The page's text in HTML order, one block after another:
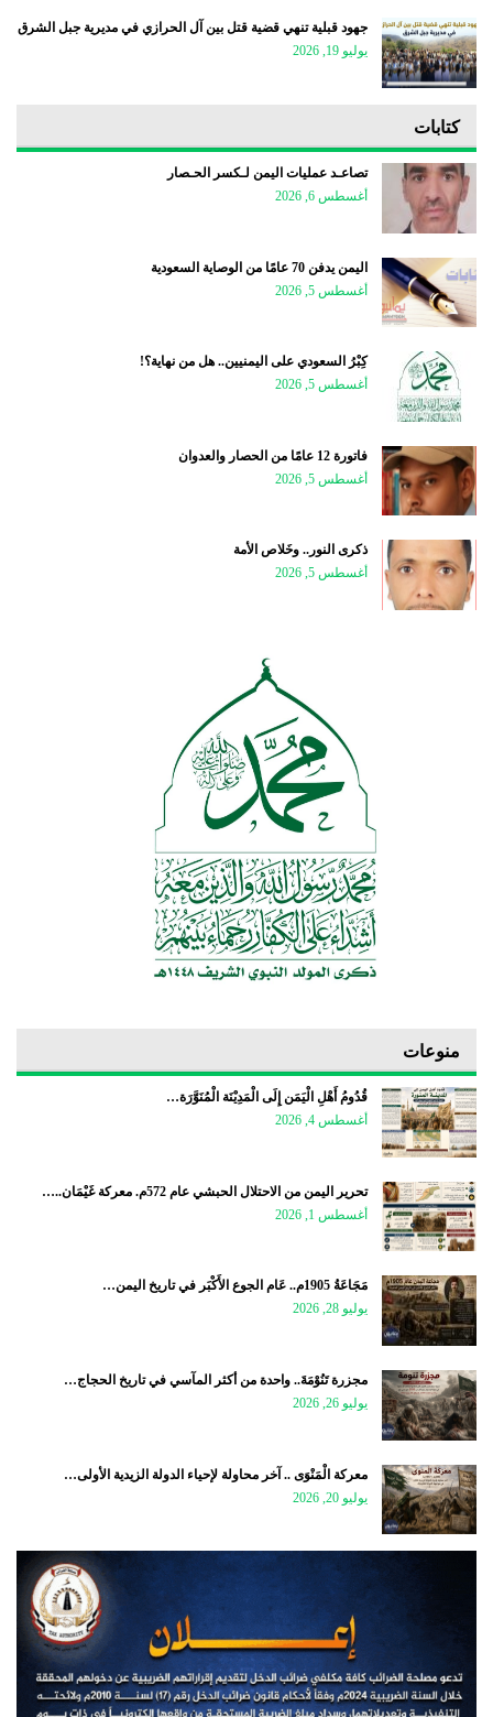
جهود قبلية تنهي قضية قتل بين آل الحرازي في مديرية جبل الشرق
يوليو 19, 2026
كتابات
تصاعـد عمليات اليمن لـكسر الحـصار
أغسطس 6, 2026
اليمن يدفن 70 عامًا من الوصاية السعودية
أغسطس 5, 2026
كِبْرُ السعودي على اليمنيين.. هل من نهاية؟!
أغسطس 5, 2026
فاتورة 12 عامًا من الحصار والعدوان
أغسطس 5, 2026
ذكرى النور.. وخَلاص الأمة
أغسطس 5, 2026
منوعات
قُدُومُ أَهْلِ الْيَمَن إِلَى الْمَدِيْنَة الْمُنَوَّرَة…
أغسطس 4, 2026
تحرير اليمن من الاحتلال الحبشي عام 572م. معركة غَيْمَان..…
أغسطس 1, 2026
مَجَاعَةُ 1905م.. عَام الجوع الأَكْبَر في تاريخ اليمن…
يوليو 28, 2026
مجزرة تَنُوْمَةَ.. واحدة من أكثر المآسي في تاريخ الحجاج…
يوليو 26, 2026
معركة الْمَنْوَى .. آخر محاولة لإحياء الدولة الزيدية الأولى…
يوليو 20, 2026